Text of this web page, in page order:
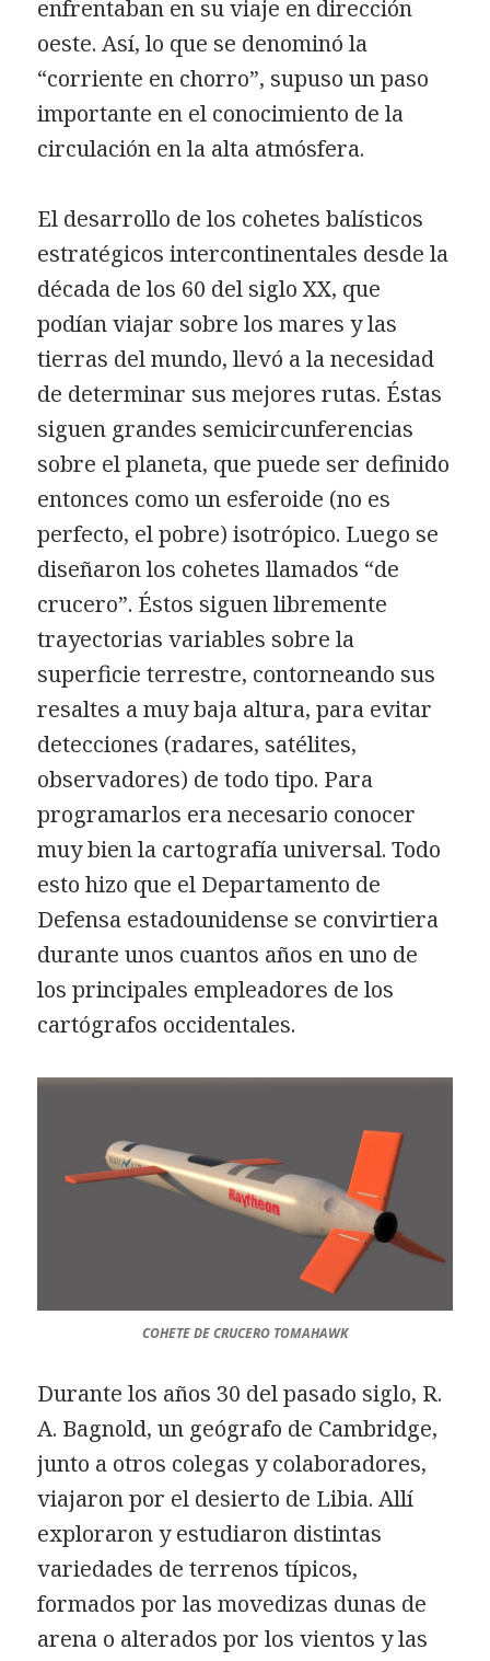
enfrentaban en su viaje en dirección
oeste. Así, lo que se denominó la
“corriente en chorro”, supuso un paso
importante en el conocimiento de la
circulación en la alta atmósfera.
El desarrollo de los cohetes balísticos
estratégicos intercontinentales desde la
década de los 60 del siglo XX, que
podían viajar sobre los mares y las
tierras del mundo, llevó a la necesidad
de determinar sus mejores rutas. Éstas
siguen grandes semicircunferencias
sobre el planeta, que puede ser definido
entonces como un esferoide (no es
perfecto, el pobre) isotrópico. Luego se
diseñaron los cohetes llamados “de
crucero”. Éstos siguen libremente
trayectorias variables sobre la
superficie terrestre, contorneando sus
resaltes a muy baja altura, para evitar
detecciones (radares, satélites,
observadores) de todo tipo. Para
programarlos era necesario conocer
muy bien la cartografía universal. Todo
esto hizo que el Departamento de
Defensa estadounidense se convirtiera
durante unos cuantos años en uno de
los principales empleadores de los
cartógrafos occidentales.
COHETE DE CRUCERO TOMAHAWK
Durante los años 30 del pasado siglo, R.
A. Bagnold, un geógrafo de Cambridge,
junto a otros colegas y colaboradores,
viajaron por el desierto de Libia. Allí
exploraron y estudiaron distintas
variedades de terrenos típicos,
formados por las movedizas dunas de
arena o alterados por los vientos y las